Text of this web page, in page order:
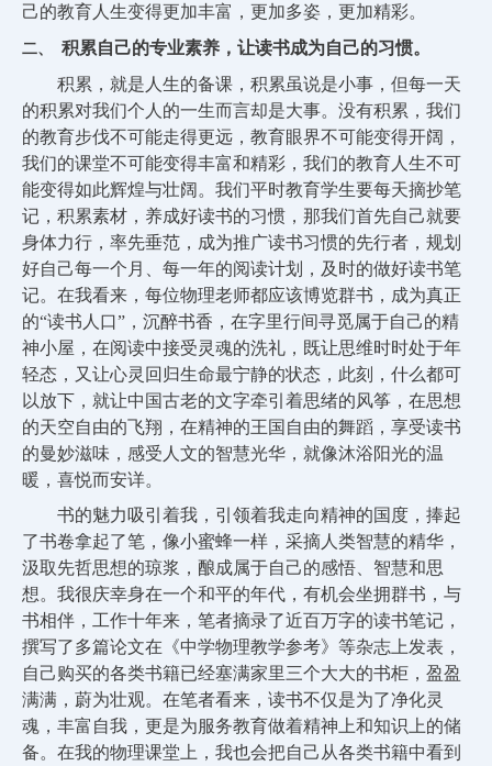
己的教育人生变得更加丰富，更加多姿，更加精彩。
二、 积累自己的专业素养，让读书成为自己的习惯。
积累，就是人生的备课，积累虽说是小事，但每一天
的积累对我们个人的一生而言却是大事。没有积累，我们
的教育步伐不可能走得更远，教育眼界不可能变得开阔，
我们的课堂不可能变得丰富和精彩，我们的教育人生不可
能变得如此辉煌与壮阔。我们平时教育学生要每天摘抄笔
记，积累素材，养成好读书的习惯，那我们首先自己就要
身体力行，率先垂范，成为推广读书习惯的先行者，规划
好自己每一个月、每一年的阅读计划，及时的做好读书笔
记。在我看来，每位物理老师都应该博览群书，成为真正
的“读书人口”，沉醉书香，在字里行间寻觅属于自己的精
神小屋，在阅读中接受灵魂的洗礼，既让思维时时处于年
轻态，又让心灵回归生命最宁静的状态，此刻，什么都可
以放下，就让中国古老的文字牵引着思绪的风筝，在思想
的天空自由的飞翔，在精神的王国自由的舞蹈，享受读书
的曼妙滋味，感受人文的智慧光华，就像沐浴阳光的温
暖，喜悦而安详。
书的魅力吸引着我，引领着我走向精神的国度，捧起
了书卷拿起了笔，像小蜜蜂一样，采摘人类智慧的精华，
汲取先哲思想的琼浆，酿成属于自己的感悟、智慧和思
想。我很庆幸身在一个和平的年代，有机会坐拥群书，与
书相伴，工作十年来，笔者摘录了近百万字的读书笔记，
撰写了多篇论文在《中学物理教学参考》等杂志上发表，
自己购买的各类书籍已经塞满家里三个大大的书柜，盈盈
满满，蔚为壮观。在笔者看来，读书不仅是为了净化灵
魂，丰富自我，更是为服务教育做着精神上和知识上的储
备。在我的物理课堂上，我也会把自己从各类书籍中看到